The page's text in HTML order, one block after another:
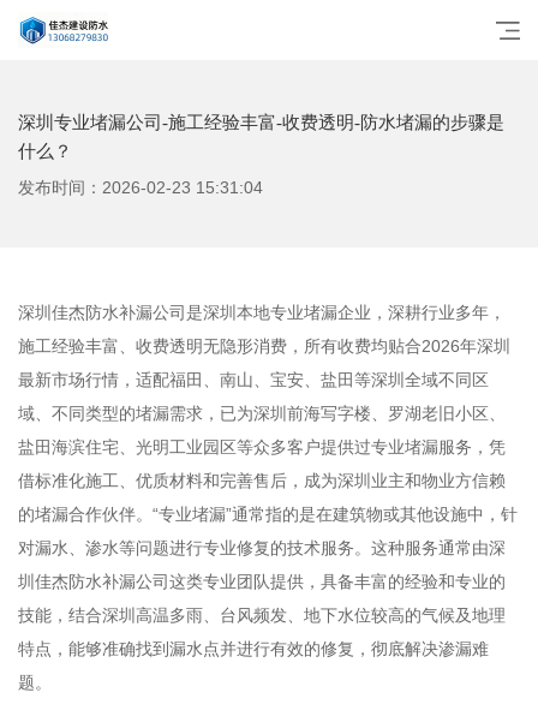
深圳专业堵漏公司-施工经验丰富-收费透明-防水堵漏的步骤是
什么？
发布时间：2026-02-23 15:31:04
深圳佳杰防水补漏公司是深圳本地专业堵漏企业，深耕行业多年，
施工经验丰富、收费透明无隐形消费，所有收费均贴合2026年深圳
最新市场行情，适配福田、南山、宝安、盐田等深圳全域不同区
域、不同类型的堵漏需求，已为深圳前海写字楼、罗湖老旧小区、
盐田海滨住宅、光明工业园区等众多客户提供过专业堵漏服务，凭
借标准化施工、优质材料和完善售后，成为深圳业主和物业方信赖
的堵漏合作伙伴。“专业堵漏”通常指的是在建筑物或其他设施中，针
对漏水、渗水等问题进行专业修复的技术服务。这种服务通常由深
圳佳杰防水补漏公司这类专业团队提供，具备丰富的经验和专业的
技能，结合深圳高温多雨、台风频发、地下水位较高的气候及地理
特点，能够准确找到漏水点并进行有效的修复，彻底解决渗漏难
题。